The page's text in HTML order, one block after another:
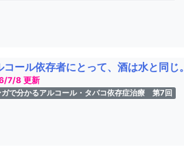
コール依存者にとって、酒は水と同じ。
7/8 更新
ガで分かるアルコール・タバコ依存症治療 第7回